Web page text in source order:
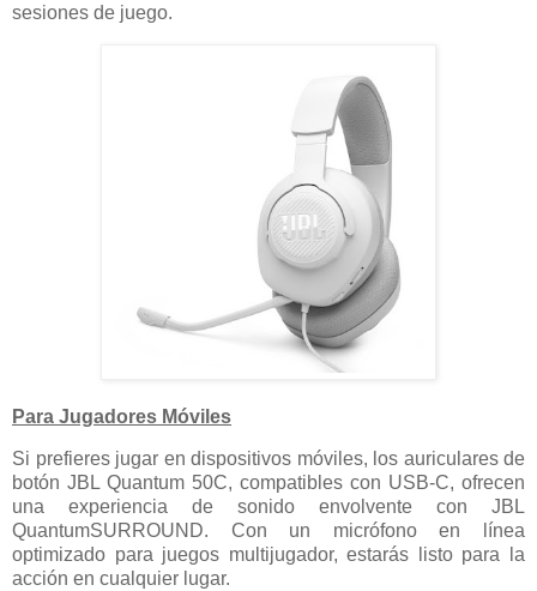
sesiones de juego.
Para Jugadores Móviles
Si prefieres jugar en dispositivos móviles, los auriculares de
botón JBL Quantum 50C, compatibles con USB-C, ofrecen
una experiencia de sonido envolvente con JBL
QuantumSURROUND. Con un micrófono en línea
optimizado para juegos multijugador, estarás listo para la
acción en cualquier lugar.